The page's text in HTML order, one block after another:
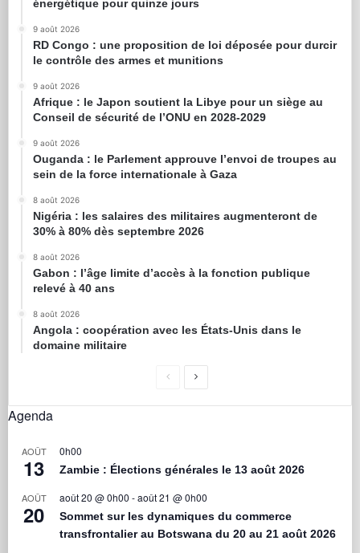
énergétique pour quinze jours
9 août 2026
RD Congo : une proposition de loi déposée pour durcir
le contrôle des armes et munitions
9 août 2026
Afrique : le Japon soutient la Libye pour un siège au
Conseil de sécurité de l’ONU en 2028-2029
9 août 2026
Ouganda : le Parlement approuve l’envoi de troupes au
sein de la force internationale à Gaza
8 août 2026
Nigéria : les salaires des militaires augmenteront de
30% à 80% dès septembre 2026
8 août 2026
Gabon : l’âge limite d’accès à la fonction publique
relevé à 40 ans
8 août 2026
Angola : coopération avec les États-Unis dans le
domaine militaire
Agenda
AOÛT
13
0h00
Zambie : Élections générales le 13 août 2026
AOÛT
20
août 20 @ 0h00 -août 21 @ 0h00
Sommet sur les dynamiques du commerce
transfrontalier au Botswana du 20 au 21 août 2026